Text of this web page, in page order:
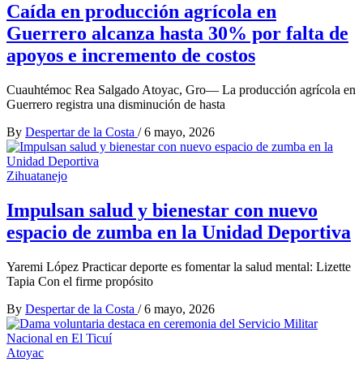
Caída en producción agrícola en
Guerrero alcanza hasta 30% por falta de
apoyos e incremento de costos
Cuauhtémoc Rea Salgado Atoyac, Gro— La producción agrícola en
Guerrero registra una disminución de hasta
By Despertar de la Costa / 6 mayo, 2026
Zihuatanejo
Impulsan salud y bienestar con nuevo
espacio de zumba en la Unidad Deportiva
Yaremi López Practicar deporte es fomentar la salud mental: Lizette
Tapia Con el firme propósito
By Despertar de la Costa / 6 mayo, 2026
Atoyac